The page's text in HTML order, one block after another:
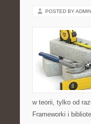
POSTED BY ADMIN
w teorii, tylko od
Frameworki i